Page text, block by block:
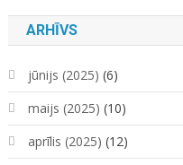
ARHĪVS
jūnijs (2025) (6)
maijs (2025) (10)
aprīlis (2025) (12)